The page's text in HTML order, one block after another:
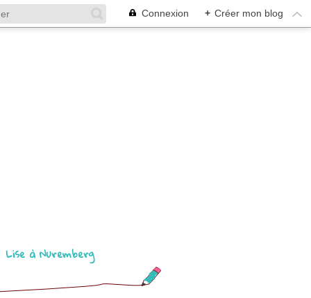
Connexion + Créer mon blog
Lise à Nuremberg